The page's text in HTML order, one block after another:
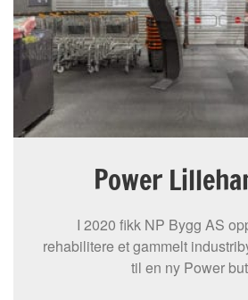
Power
I 2020 fikk NP Bygg AS
rehabilitere et gammelt
til en ny Power